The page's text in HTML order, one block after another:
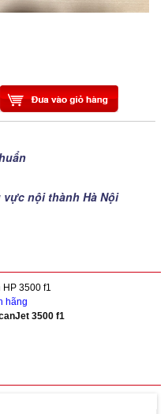
nội thành Hà Nội
HP 3500 f1
hãng
3500 f1